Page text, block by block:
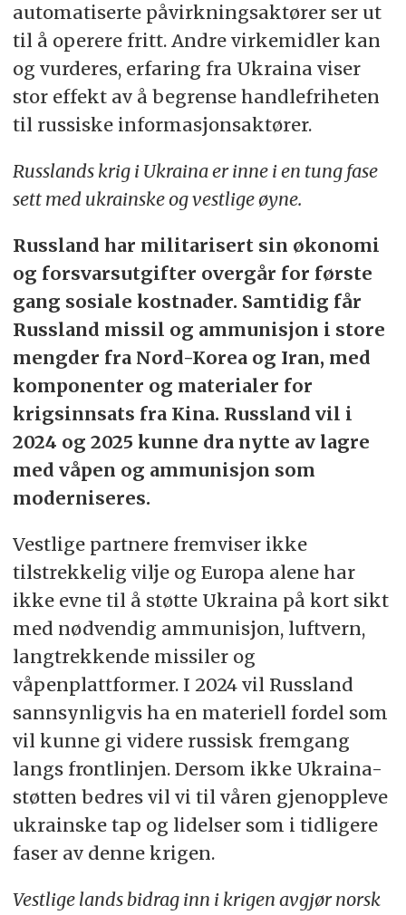
automatiserte påvirkningsaktører ser ut
til å operere fritt. Andre virkemidler kan
og vurderes, erfaring fra Ukraina viser
stor effekt av å begrense handlefriheten
til russiske informasjonsaktører.
Russlands krig i Ukraina er inne i en tung fase
sett med ukrainske og vestlige øyne.
Russland har militarisert sin økonomi
og forsvarsutgifter overgår for første
gang sosiale kostnader. Samtidig får
Russland missil og ammunisjon i store
mengder fra Nord-Korea og Iran, med
komponenter og materialer for
krigsinnsats fra Kina. Russland vil i
2024 og 2025 kunne dra nytte av lagre
med våpen og ammunisjon som
moderniseres.
Vestlige partnere fremviser ikke
tilstrekkelig vilje og Europa alene har
ikke evne til å støtte Ukraina på kort sikt
med nødvendig ammunisjon, luftvern,
langtrekkende missiler og
våpenplattformer. I 2024 vil Russland
sannsynligvis ha en materiell fordel som
vil kunne gi videre russisk fremgang
langs frontlinjen. Dersom ikke Ukraina-
støtten bedres vil vi til våren gjenoppleve
ukrainske tap og lidelser som i tidligere
faser av denne krigen.
Vestlige lands bidrag inn i krigen avgjør norsk